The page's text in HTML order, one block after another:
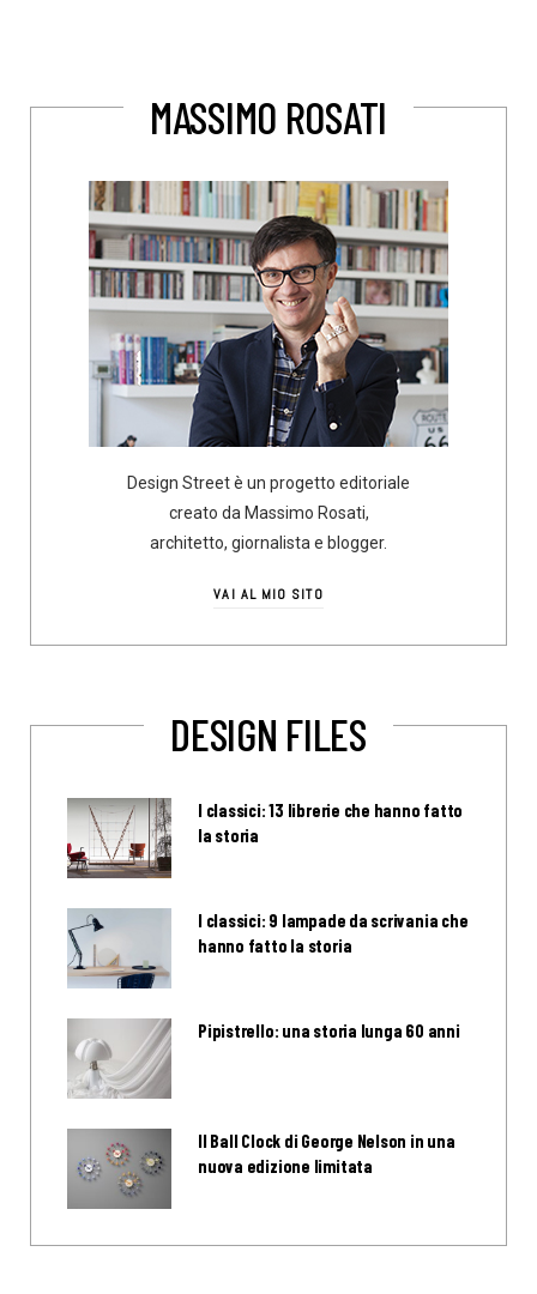
MASSIMO ROSATI
Design Street è un progetto editoriale
creato da Massimo Rosati,
architetto, giornalista e blogger.
VAI AL MIO SITO
DESIGN FILES
I classici: 13 librerie che hanno fatto
la storia
I classici: 9 lampade da scrivania che
hanno fatto la storia
Pipistrello: una storia lunga 60 anni
Il Ball Clock di George Nelson in una
nuova edizione limitata